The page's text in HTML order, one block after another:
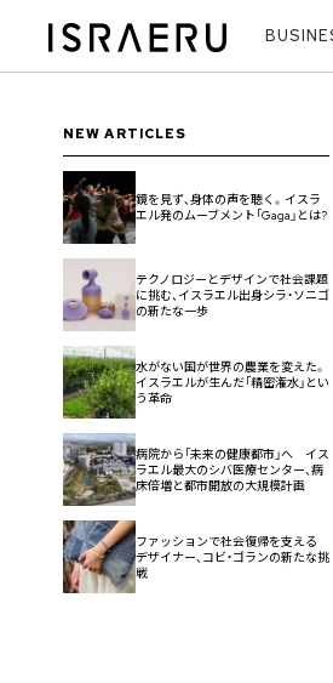
NEW ARTICLES
鏡を見ず、身体の声を聴く。イスラ
エル発のムーブメント「Gaga」とは?
テクノロジーとデザインで社会課題
に挑む、イスラエル出身シラ・ソニゴ
の新たな一歩
水がない国が世界の農業を変えた。
イスラエルが生んだ「精密潅水」とい
う革命
病院から「未来の健康都市」へ イス
ラエル最大のシバ医療センター、病
床倍増と都市開放の大規模計画
ファッションで社会復帰を支える
デザイナー、コビ・ゴランの新たな挑
戦